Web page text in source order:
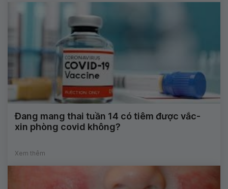
Đang mang thai tuần 14 có tiêm được vắc-
xin phòng covid không?
Xem thêm